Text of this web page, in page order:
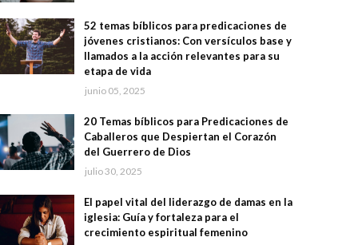
52 temas bíblicos para predicaciones de
jóvenes cristianos: Con versículos base y
llamados a la acción relevantes para su
etapa de vida
junio 05, 2025
20 Temas bíblicos para Predicaciones de
Caballeros que Despiertan el Corazón
del Guerrero de Dios
julio 30, 2025
El papel vital del liderazgo de damas en la
iglesia: Guía y fortaleza para el
crecimiento espiritual femenino